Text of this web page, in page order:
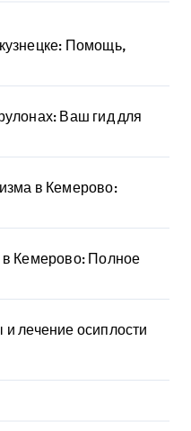
Помощь,
Ваш гид для
в Кемерово:
Кемерово: Полное
лечение осиплости